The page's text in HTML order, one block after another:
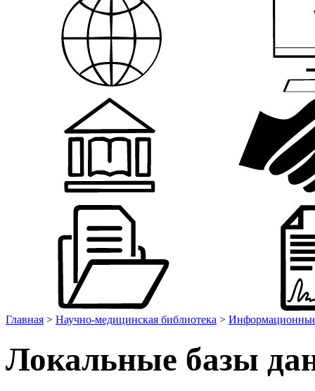
Главная > Научно-медицинская библиотека >
Локальные базы